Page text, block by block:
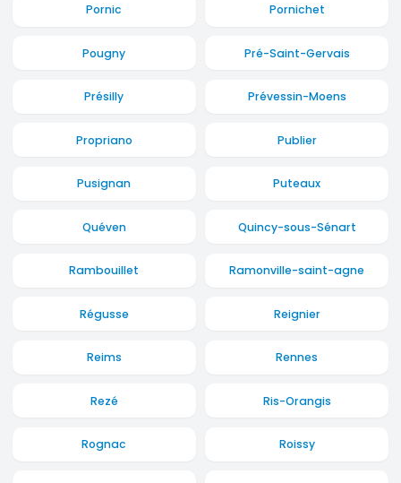
Pornic Pornichet
Pougny Pré-Saint-Gervais
Présilly Prévessin-Moens
Propriano Publier
Pusignan Puteaux
Quéven Quincy-sous-Sénart
Rambouillet Ramonville-saint-agne
Régusse Reignier
Reims Rennes
Rezé Ris-Orangis
Rognac Roissy